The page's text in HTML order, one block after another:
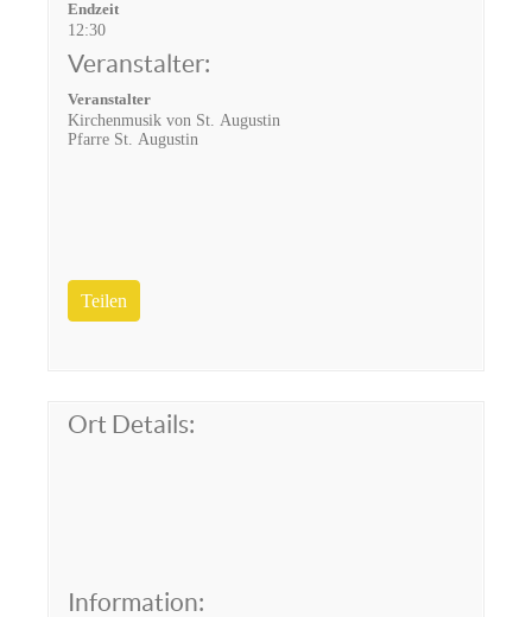
Endzeit
12:30
Veranstalter:
Veranstalter
Kirchenmusik von St. Augustin
Pfarre St. Augustin
Teilen
Ort Details:
Information: